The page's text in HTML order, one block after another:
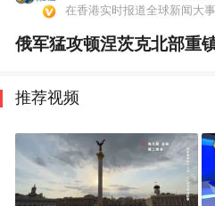
在香港实时报道全球新闻大事
俄军猛攻顿涅茨克北部重
推荐视频